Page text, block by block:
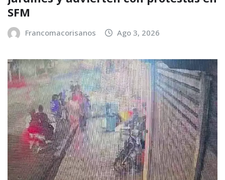
SFM
Francomacorisanos Ago 3, 2026